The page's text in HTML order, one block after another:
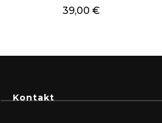
39,00€
Kontakt